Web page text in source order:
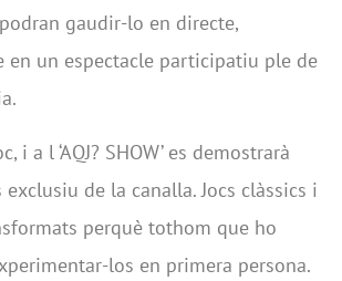
gaudir-lo en directe,
en un espectacle participatiu ple de
i a l ‘AQJ? SHOW’ es demostrarà
de la canalla. Jocs clàssics i
perquè tothom que ho
los en primera persona.